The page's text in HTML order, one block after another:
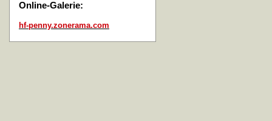
Online-Galerie:
hf-penny.zonerama.com